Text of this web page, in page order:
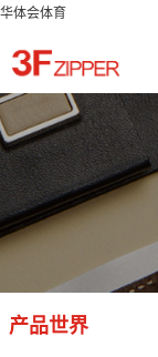
华体会体育
产品世界